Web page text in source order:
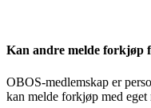
Kan andre melde forkjøp
OBOS-medlemskap er
kan melde forkjøp med eget